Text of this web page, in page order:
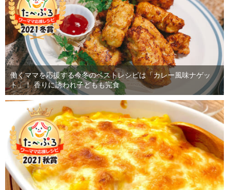
働くママを応援する今冬のベストレシピは「カレー風味ナゲッ
ト」！ 香りに誘われ子どもも完食